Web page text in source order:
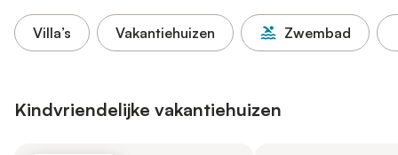
Villa’s Vakantiehuizen Zwembad
Kindvriendelijke vakantiehuizen